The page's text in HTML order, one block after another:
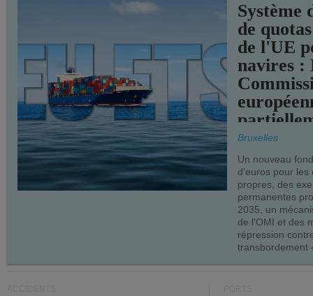
Système
de
de l'UE
navires :
Bruxelles
Un nouveau
d'euros pour les
propres, des
permanentes
2035, un
de l'OMI et des
répression
transbordement